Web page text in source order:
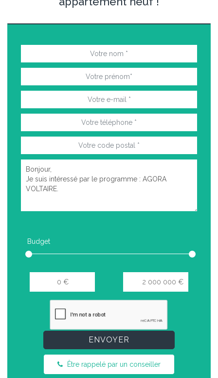
Budget
ENVOYER
Être rappelé par un conseiller